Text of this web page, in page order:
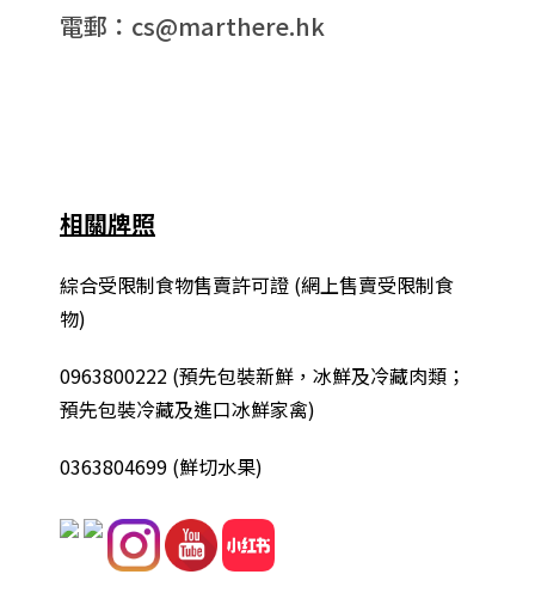
電郵：cs@marthere.hk
相關牌照
綜合受限制食物售賣許可證 (網上售賣受限制食
物)
0963800222 (預先包裝新鮮，冰鮮及冷藏肉類；
預先包裝冷藏及進口冰鮮家禽)
0363804699 (鮮切水果)